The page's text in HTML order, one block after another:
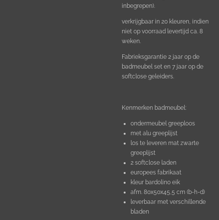
inbegrepen).
verkrijgbaar in 20 kleuren, indien
niet op voorraad levertijd ca. 8
weken.
Fabrieksgarantie 2 jaar op de
badmeubel set en 7 jaar op de
softclose geleiders.
Kenmerken badmeubel:
ondermeubel greeploos
met alu greeplijst
los te leveren mat zwarte
greeplijst
2 softclose laden
europees fabrikaat
kleur bardolino eik
afm. 80x50x45,5 cm (b-h-d)
leverbaar met verschillende
bladen